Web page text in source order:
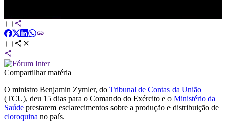
Compartilhar matéria
O ministro Benjamin Zymler, do Tribunal de Contas da União
(TCU), deu 15 dias para o Comando do Exército e o Ministério da
Saúde prestarem esclarecimentos sobre a produção e distribuição de
cloroquina no país.